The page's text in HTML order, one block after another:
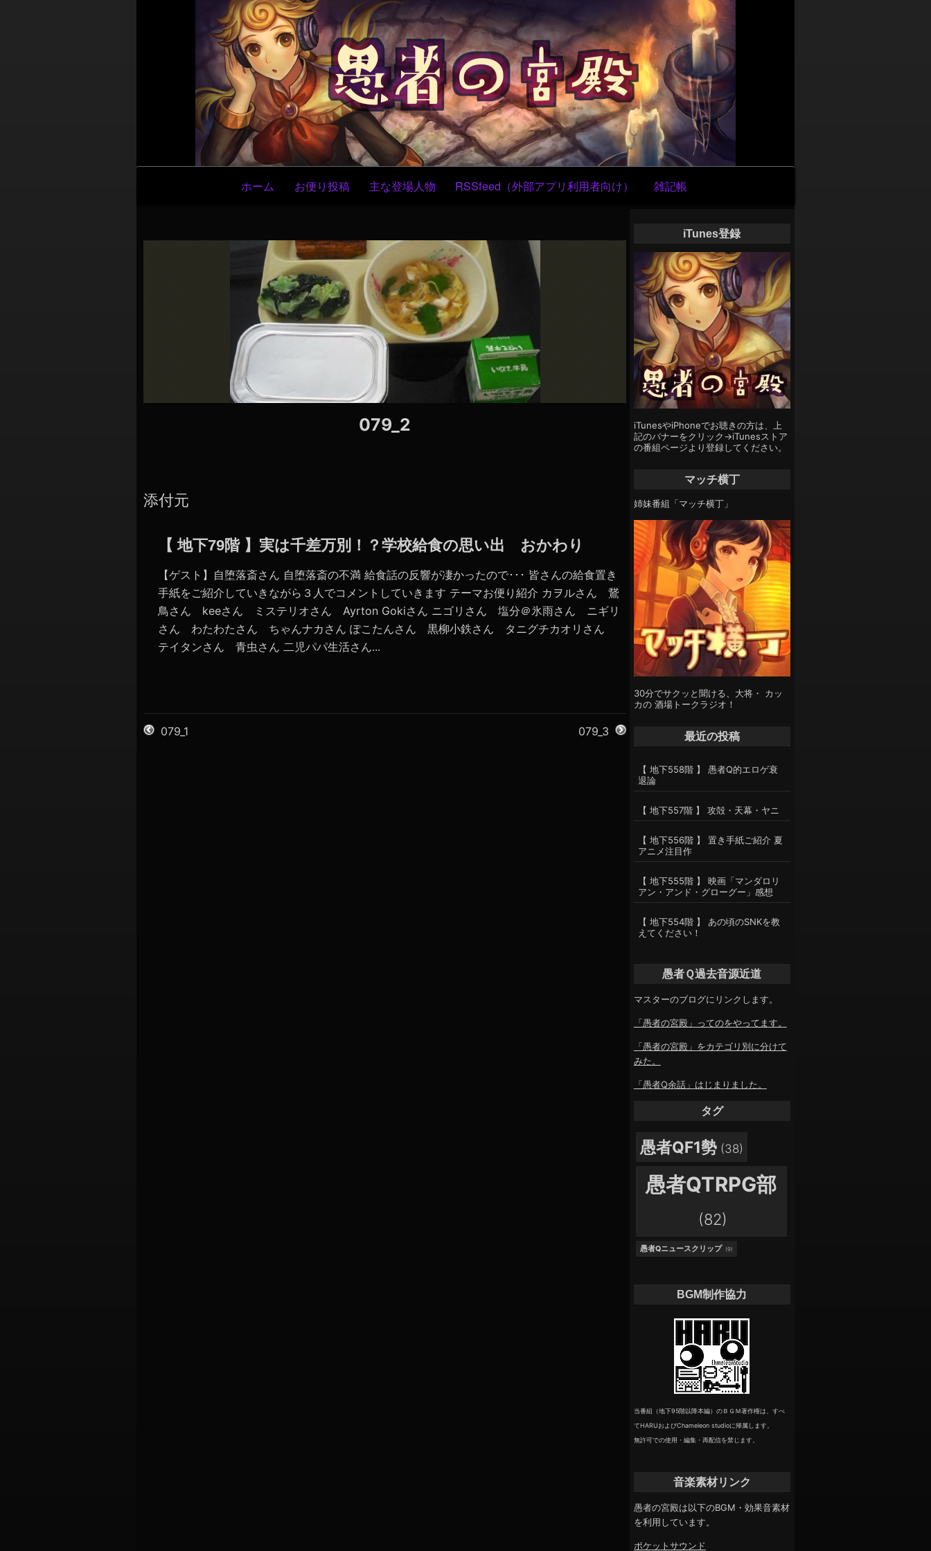
ン
テ
ン
ツ
へ
ス
キ
ッ
プ
ナ
ビ
ゲ
ー
シ
ョ
ン
ホーム お便り投稿 主な登場人物 RSSfeed（外部アプリ利用者向け） 雑記帳
079_2
添付元
【 地下79階 】実は千差万別！？学校給食の思い出 おかわり
【ゲスト】自堕落斎さん 自堕落斎の不満 給食話の反響が凄かったので･･･ 皆さんの給食置き
手紙をご紹介していきながら３人でコメントしていきます テーマお便り紹介 カヲルさん 鵞
鳥さん keeさん ミステリオさん Ayrton Goki‏さん ニゴリさん 塩分＠氷雨さん ニギリ
さん わたわたさん ちゃんナカさん ぽこたんさん 黒柳小鉄さん タニグチカオリさん
テイタンさん 青虫さん 二児パパ生活さん...
079_1 079_3
iTunes登録
iTunesやiPhoneでお聴きの方は、上
記のバナーをクリック→iTunesストア
の番組ページより登録してください。
マッチ横丁
姉妹番組「マッチ横丁」
30分でサクッと聞ける、大将・ カッ
カの 酒場トークラジオ！
最近の投稿
【 地下558階 】 愚者Q的エロゲ衰
退論
【 地下557階 】 攻殻・天幕・ヤニ
【 地下556階 】 置き手紙ご紹介 夏
アニメ注目作
【 地下555階 】 映画「マンダロリ
アン・アンド・グローグー」感想
【 地下554階 】 あの頃のSNKを教
えてください！
愚者Ｑ過去音源近道
マスターのブログにリンクします。
「愚者の宮殿」ってのをやってます。
「愚者の宮殿」をカテゴリ別に分けて
みた。
「愚者Q余話」はじまりました。
タグ
愚者QF1勢 (38)
愚者QTRPG部
(82)
愚者Qニュースクリップ (9)
BGM制作協力
当番組（地下95階以降本編）のＢＧＭ著作権は、すべ
てHARUおよびChameleon studioに帰属します。
無許可での使用・編集・再配信を禁じます。
音楽素材リンク
愚者の宮殿は以下のBGM・効果音素材
を利用しています。
ポケットサウンド